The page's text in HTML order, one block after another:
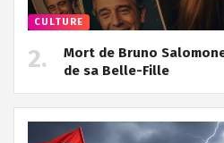
CULTURE
Mort de Bruno
de sa Belle-Fille